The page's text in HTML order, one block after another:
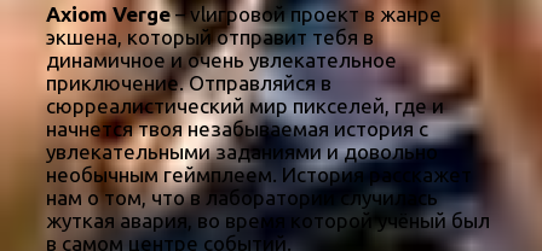
Axiom Verge– vlигровой проект в жанре
экшена, который отправит тебя в
динамичное и очень увлекательное
приключение. Отправляйся в
сюрреалистический мир пикселей, где и
начнется твоя незабываемая история с
увлекательными заданиями и довольно
необычным геймплеем. История расскажет
нам о том, что в лаборатории случилась
жуткая авария, во время которой учёный был
в самом центре событий.